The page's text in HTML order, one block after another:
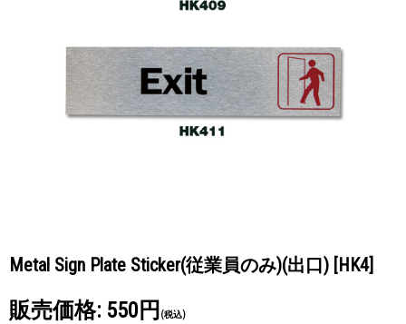
Metal Sign Plate Sticker(従業員のみ)(出口) [HK4]
販売価格: 550円 (税込)